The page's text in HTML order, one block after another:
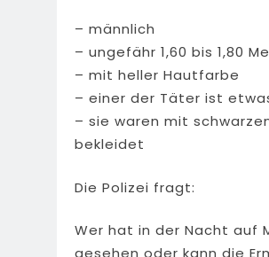
– männlich
– ungefähr 1,60 bis 1,80
– mit heller Hautfarbe
– einer der Täter ist
– sie waren mit
bekleidet
Die Polizei fragt:
Wer hat in der Nacht auf
gesehen oder kann die